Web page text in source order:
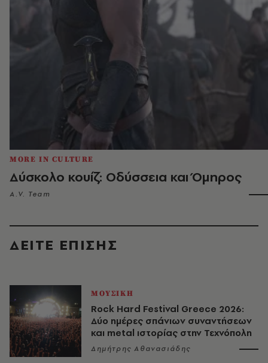
MORE IN CULTURE
Δύσκολο κουίζ: Οδύσσεια και Όμηρος
A.V. Team
ΔΕΙΤΕ ΕΠΙΣΗΣ
ΜΟΥΣΙΚΗ
Rock Hard Festival Greece 2026:
Δύο ημέρες σπάνιων συναντήσεων
και metal ιστορίας στην Τεχνόπολη
Δημήτρης Αθανασιάδης